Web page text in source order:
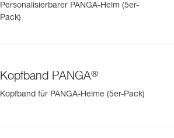
Personalisierbarer PANGA-Helm (5er-
Pack)
Kopfband PANGA®
Kopfband für PANGA-Helme (5er-Pack)